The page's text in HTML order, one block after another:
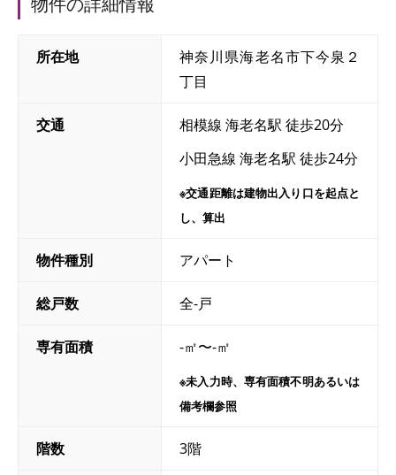
物件の詳細情報
所在地
神奈川県海老名市下今泉２
丁目
交通
相模線 海老名駅 徒歩20分
小田急線 海老名駅 徒歩24分
※交通距離は建物出入り口を起点と
し、算出
物件種別 アパート
総戸数 全-戸
専有面積 -㎡〜-㎡
※未入力時、専有面積不明あるいは
備考欄参照
階数 3階